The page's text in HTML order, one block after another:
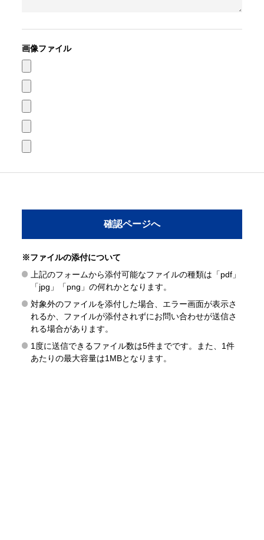
画像ファイル
※ファイルの添付について
上記のフォームから添付可能なファイルの種類は「pdf」
「jpg」「png」の何れかとなります。
対象外のファイルを添付した場合、エラー画面が表示さ
れるか、ファイルが添付されずにお問い合わせが送信さ
れる場合があります。
1度に送信できるファイル数は5件までです。また、1件
あたりの最大容量は1MBとなります。